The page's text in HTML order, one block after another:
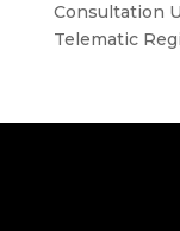
Consultation
Telematic